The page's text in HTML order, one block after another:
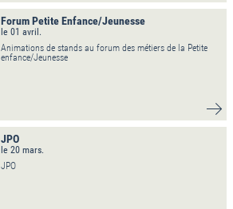
Forum Petite Enfance/Jeunesse
le 01 avril.
Animations de stands au forum des métiers de la Petite
enfance/Jeunesse
JPO
le 20 mars.
JPO